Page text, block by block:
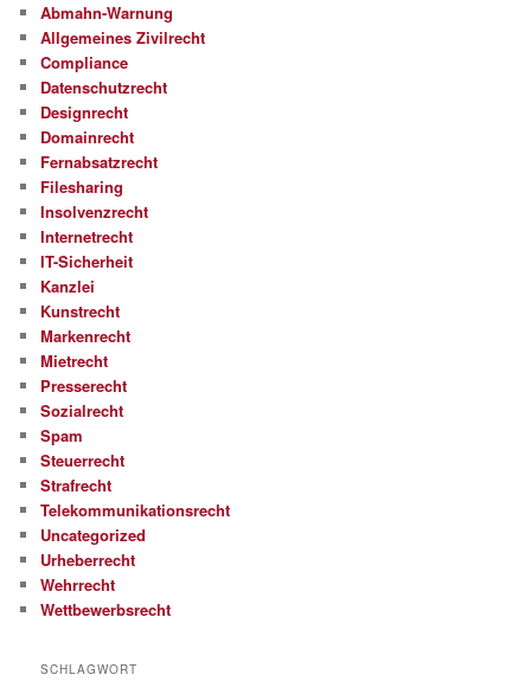
Abmahn-Warnung
Allgemeines Zivilrecht
Compliance
Datenschutzrecht
Designrecht
Domainrecht
Fernabsatzrecht
Filesharing
Insolvenzrecht
Internetrecht
IT-Sicherheit
Kanzlei
Kunstrecht
Markenrecht
Mietrecht
Presserecht
Sozialrecht
Spam
Steuerrecht
Strafrecht
Telekommunikationsrecht
Uncategorized
Urheberrecht
Wehrrecht
Wettbewerbsrecht
SCHLAGWORT